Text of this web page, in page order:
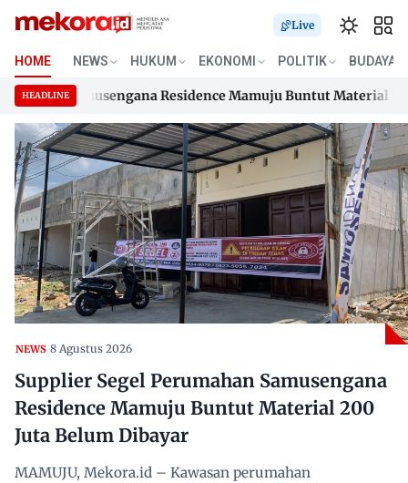
Skip
content
Live
HOME NEWS HUKUM EKONOMI POLITIK BUDAYA
HEADLINE
Samusengana Residence Mamuju Buntut Material 200
Samusengana Residence Mamuju Buntut Material 200
NEWS 8 Agustus 2026
Supplier Segel Perumahan Samusengana
Residence Mamuju Buntut Material 200
Juta Belum Dibayar
MAMUJU, Mekora.id – Kawasan perumahan